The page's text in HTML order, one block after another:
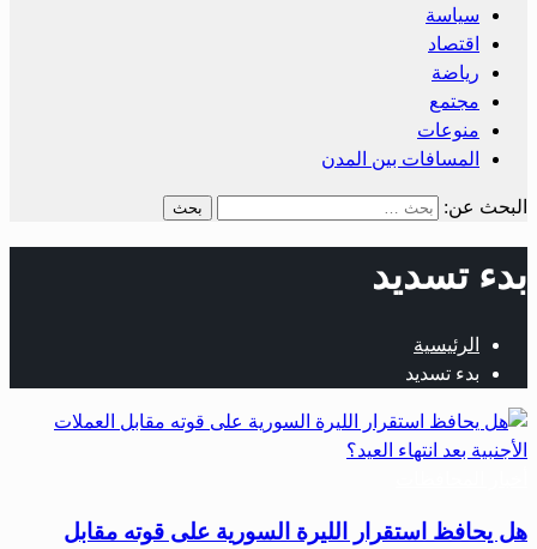
سياسة
اقتصاد
رياضة
مجتمع
منوعات
المسافات بين المدن
البحث عن:
بدء تسديد
الرئيسية
بدء تسديد
هل يحافظ استقرار الليرة السورية على قوته مقابل